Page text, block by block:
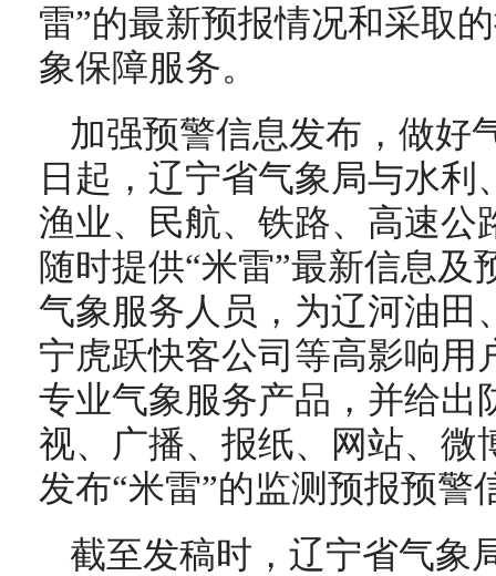
雷”的最新预报情况和采取
象保障服务。
加强预警信息发布，做好
日起，辽宁省气象局与水
渔业、民航、铁路、高速公
随时提供“米雷”最新信息
气象服务人员，为辽河油田
宁虎跃快客公司等高影响用
专业气象服务产品，并给出
视、广播、报纸、网站、微
发布“米雷”的监测预报预警
截至发稿时，辽宁省气象